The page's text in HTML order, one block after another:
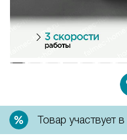
Товар участвует в